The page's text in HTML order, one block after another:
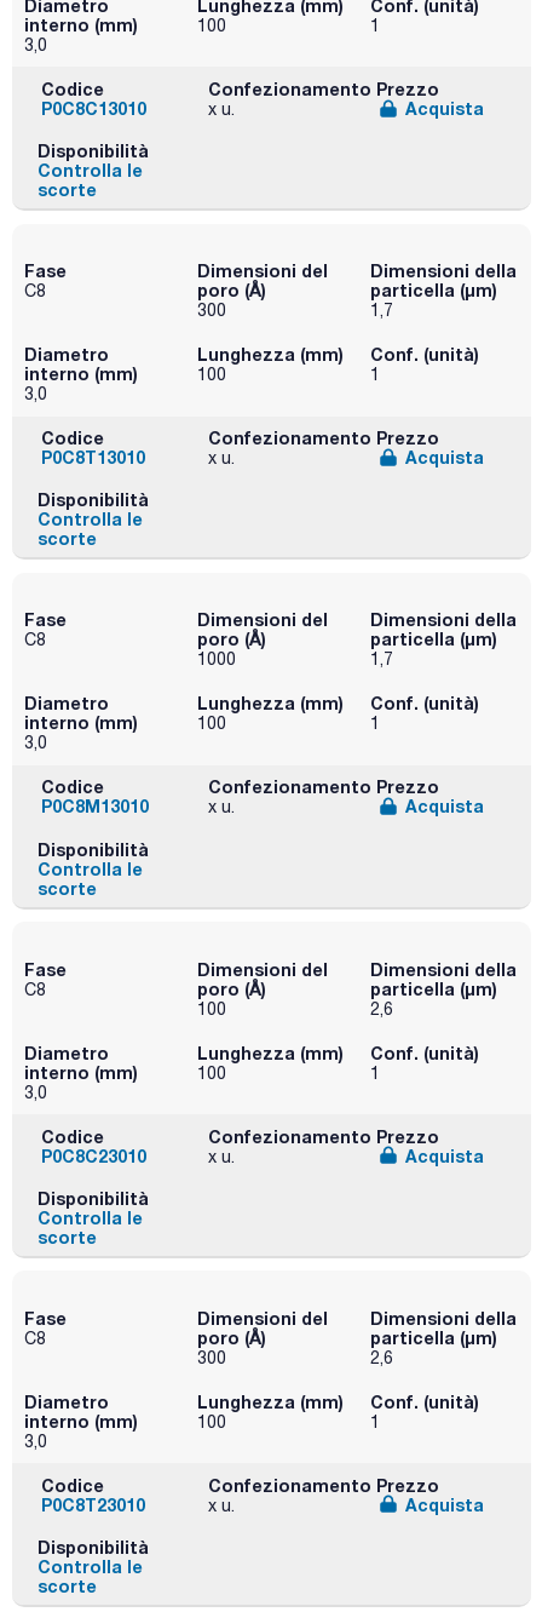
Diametro
interno (mm)
3,0
Lunghezza (mm)
100
Conf. (unità)
1
Codice
P0C8C13010
Confezionamento
x u.
Prezzo
Acquista
Disponibilità
Controlla le
scorte
Fase
C8
Dimensioni del
poro (Å)
300
Dimensioni della
particella (μm)
1,7
Diametro
interno (mm)
3,0
Lunghezza (mm)
100
Conf. (unità)
1
Codice
P0C8T13010
Confezionamento
x u.
Prezzo
Acquista
Disponibilità
Controlla le
scorte
Fase
C8
Dimensioni del
poro (Å)
1000
Dimensioni della
particella (μm)
1,7
Diametro
interno (mm)
3,0
Lunghezza (mm)
100
Conf. (unità)
1
Codice
P0C8M13010
Confezionamento
x u.
Prezzo
Acquista
Disponibilità
Controlla le
scorte
Fase
C8
Dimensioni del
poro (Å)
100
Dimensioni della
particella (μm)
2,6
Diametro
interno (mm)
3,0
Lunghezza (mm)
100
Conf. (unità)
1
Codice
P0C8C23010
Confezionamento
x u.
Prezzo
Acquista
Disponibilità
Controlla le
scorte
Fase
C8
Dimensioni del
poro (Å)
300
Dimensioni della
particella (μm)
2,6
Diametro
interno (mm)
3,0
Lunghezza (mm)
100
Conf. (unità)
1
Codice
P0C8T23010
Confezionamento
x u.
Prezzo
Acquista
Disponibilità
Controlla le
scorte